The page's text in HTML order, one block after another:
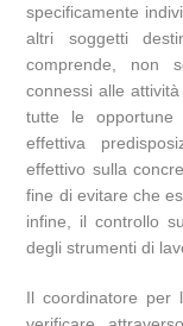
specificamente
altri soggetti
comprende, non
connessi alle
tutte le
effettiva
effettivo sulla
fine di evitare che
infine, il controllo
degli strumenti di
Il coordinatore per